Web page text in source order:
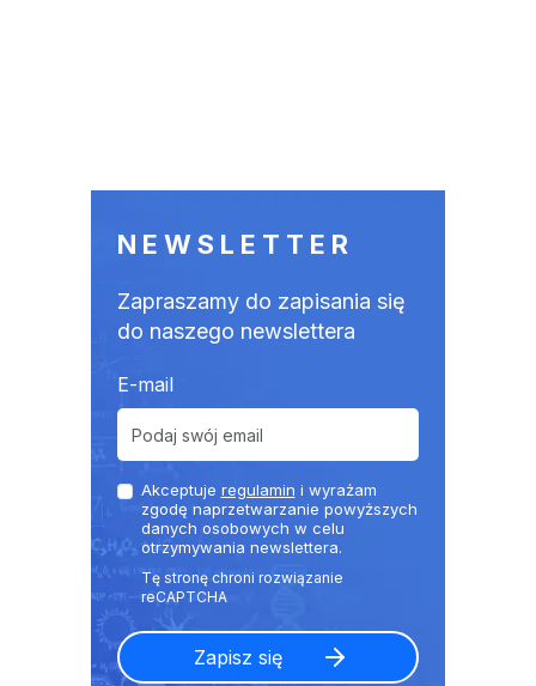
NEWSLETTER
Zapraszamy do zapisania się
do naszego newslettera
E-mail
Akceptuje regulamin i wyrażam
zgodę naprzetwarzanie powyższych
danych osobowych w celu
otrzymywania newslettera.